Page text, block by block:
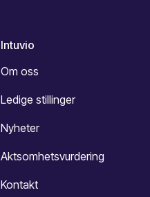
Intuvio
Om oss
Ledige stillinger
Nyheter
Aktsomhetsvurdering
Kontakt